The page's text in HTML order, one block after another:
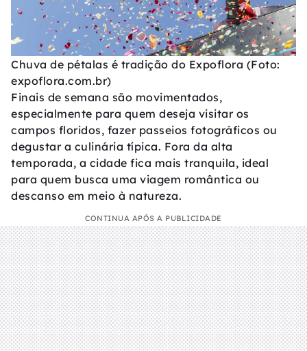
Chuva de pétalas é tradição do Expoflora (Foto:
expoflora.com.br)
Finais de semana são movimentados,
especialmente para quem deseja visitar os
campos floridos, fazer passeios fotográficos ou
degustar a culinária típica. Fora da alta
temporada, a cidade fica mais tranquila, ideal
para quem busca uma viagem romântica ou
descanso em meio à natureza.
CONTINUA APÓS A PUBLICIDADE